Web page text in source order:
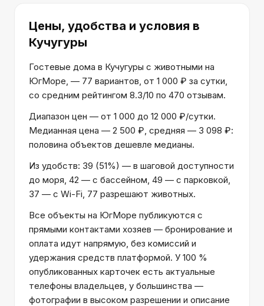
Цены, удобства и условия в
Кучугуры
Гостевые дома в Кучугуры с животными на
ЮгМоре, — 77 вариантов, от 1 000 ₽ за сутки,
со средним рейтингом 8.3/10 по 470 отзывам.
Диапазон цен — от 1 000 до 12 000 ₽/сутки.
Медианная цена — 2 500 ₽, средняя — 3 098 ₽:
половина объектов дешевле медианы.
Из удобств: 39 (51%) — в шаговой доступности
до моря, 42 — с бассейном, 49 — с парковкой,
37 — с Wi-Fi, 77 разрешают животных.
Все объекты на ЮгМоре публикуются с
прямыми контактами хозяев — бронирование и
оплата идут напрямую, без комиссий и
удержания средств платформой. У 100 %
опубликованных карточек есть актуальные
телефоны владельцев, у большинства —
фотографии в высоком разрешении и описание